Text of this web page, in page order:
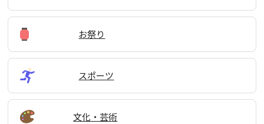
お祭り
スポーツ
文化・芸術